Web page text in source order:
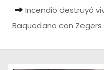
Incendio destruyó
Baquedano con Zegers